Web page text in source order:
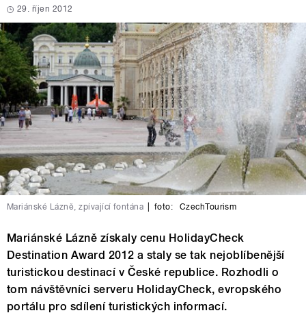
29. říjen 2012
Mariánské Lázně, zpívající fontána foto: CzechTourism
Mariánské Lázně získaly cenu HolidayCheck
Destination Award 2012 a staly se tak nejoblíbenější
turistickou destinací v České republice. Rozhodli o
tom návštěvníci serveru HolidayCheck, evropského
portálu pro sdílení turistických informací.